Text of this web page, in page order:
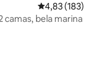
4,83 de uma
4,83 (183)
camas, bela marina